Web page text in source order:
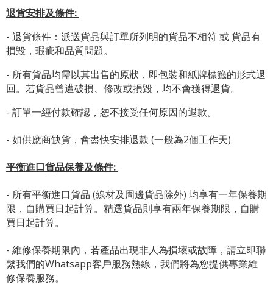
退貨安排及條件:
- 退貨條件：派送貨品與訂單所列明的貨品不相符 或 貨品有
損毀，瑕疵和品質問題。
- 所有貨品均需以其出售的原狀，即包裝和紙牌標籤的形式退
回。若貨品曾遭破損、修改或損毀，均不會獲得退貨。
- 訂單一經付款確認，恕不接受任何原因的退款。
- 如供應商缺貨，會盡快安排退款 (一般為2個工作天)
平衡進口貨品保養及條件:
- 所有平衡進口貨品 (線材及周邊貨品除外) 均享有一年保養期
限，自購買日起計算。精選貨品則享有兩年保養期限，自購
買日起計算。
- 維修保養期限內，若產品出現非人為損壞或故障，請立即聯
繫我們的Whatsapp客戶服務熱線，我們將為您提供專業維
修保養服務。